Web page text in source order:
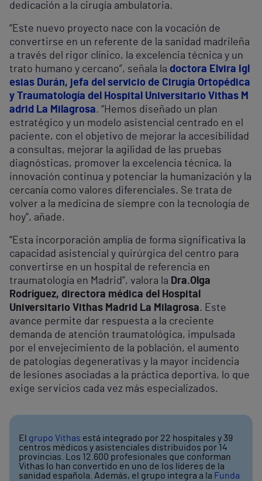
dedicación a la cirugía ambulatoria.
“Este nuevo proyecto nace con la vocación de
convertirse en un referente de la sanidad madrileña
a través del rigor clínico, la excelencia técnica y un
trato humano y cercano”, señala la doctora Elvira Igl
esias Durán, jefa del servicio de Cirugía Ortopédica
y Traumatología del Hospital Universitario Vithas M
adrid La Milagrosa. “Hemos diseñado un plan
estratégico y un modelo asistencial centrado en el
paciente, con el objetivo de mejorar la accesibilidad
a consultas, mejorar la agilidad de las pruebas
diagnósticas, promover la excelencia técnica, la
innovación continua y potenciar la humanización y la
cercanía como valores diferenciales. Se trata de
volver a la medicina de siempre con la tecnología de
hoy”, añade.
“Esta incorporación amplía de forma significativa la
capacidad asistencial y quirúrgica del centro para
convertirse en un hospital de referencia en
traumatología en Madrid”, valora la Dra.Olga
Rodríguez, directora médica del Hospital
Universitario Vithas Madrid La Milagrosa. Este
avance permite dar respuesta a la creciente
demanda de atención traumatológica, impulsada
por el envejecimiento de la población, el aumento
de patologías degenerativas y la mayor incidencia
de lesiones asociadas a la práctica deportiva, lo que
exige servicios cada vez más especializados.
El grupo Vithas está integrado por 22 hospitales y 39
centros médicos y asistenciales distribuidos por 14
provincias. Los 12.600 profesionales que conforman
Vithas lo han convertido en uno de los líderes de la
sanidad española. Además, el grupo integra a la Funda